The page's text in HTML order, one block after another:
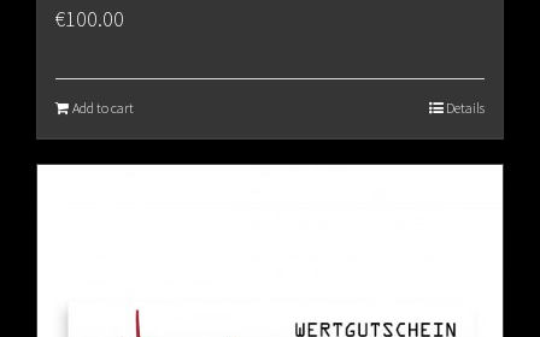
€100.00
Add to cart Details